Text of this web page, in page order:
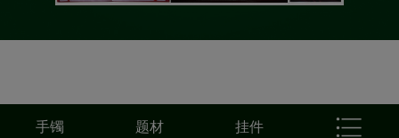
手镯 题材 挂件